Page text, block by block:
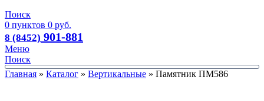
Поиск
0 пунктов 0 руб.
8 (8452) 901-881
Меню
Поиск
Главная » Каталог » Вертикальные » Памятник ПМ586